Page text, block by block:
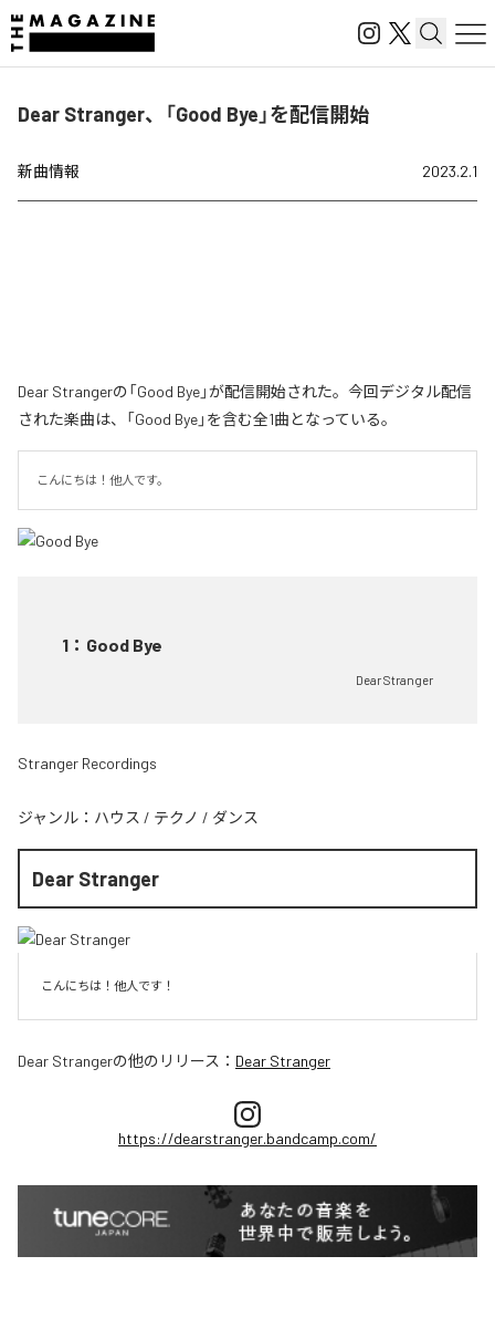
Dear Stranger、「Good Bye」を配信開始
新曲情報 2023.2.1
Dear Strangerの「Good Bye」が配信開始された。今回デジタル配信
された楽曲は、「Good Bye」を含む全1曲となっている。
こんにちは！他人です。
1 ： Good Bye
Dear Stranger
Stranger Recordings
ジャンル： ハウス / テクノ / ダンス
Dear Stranger
こんにちは！他人です！
Dear Strangerの他のリリース： Dear Stranger
https://dearstranger.bandcamp.com/